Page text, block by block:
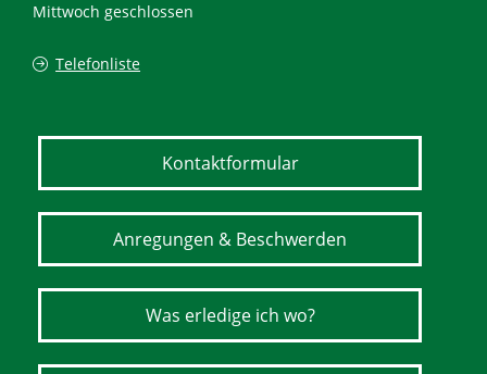
Mittwoch geschlossen
Telefonliste
Kontaktformular
Anregungen & Beschwerden
Was erledige ich wo?